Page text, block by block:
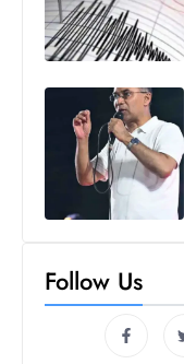
Follow Us